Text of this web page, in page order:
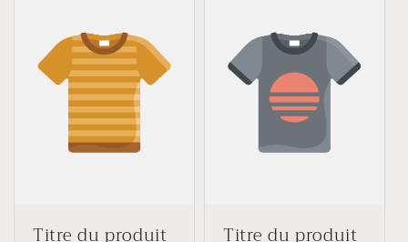
Titre du produit Titre du produit